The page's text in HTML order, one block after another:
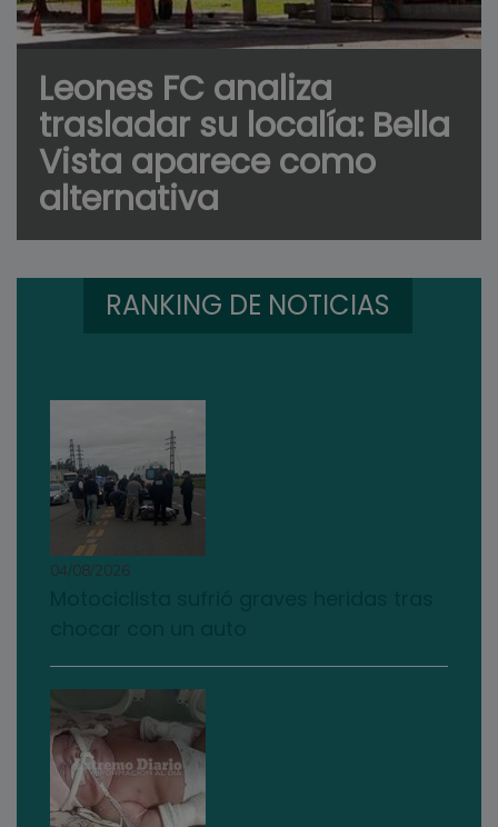
Leones FC analiza
trasladar su localía: Bella
Vista aparece como
alternativa
RANKING DE NOTICIAS
04/08/2026